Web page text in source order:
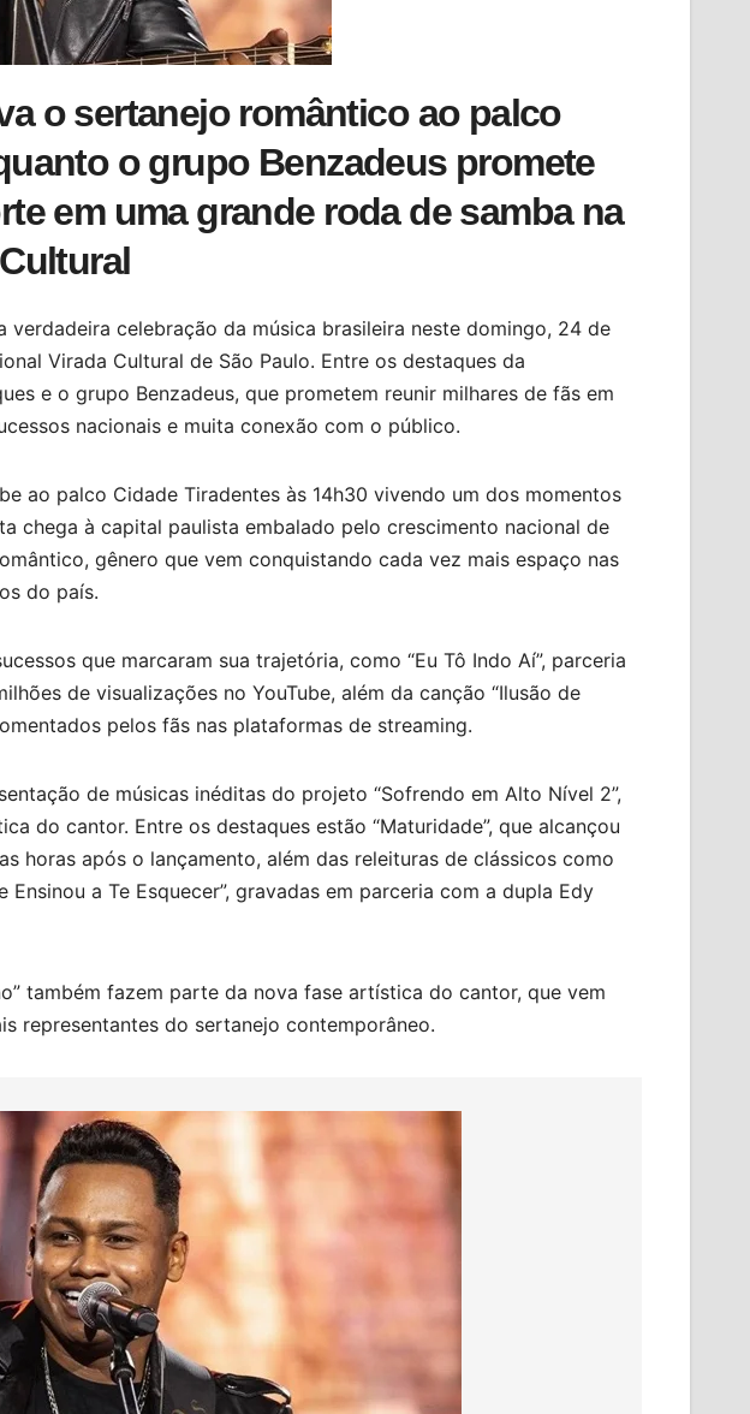
o sertanejo romântico ao palco
o grupo Benzadeus promete
em uma grande roda de samba na
verdadeira celebração da música brasileira neste domingo, 24 de
Virada Cultural de São Paulo. Entre os destaques da
e o grupo Benzadeus, que prometem reunir milhares de fãs em
nacionais e muita conexão com o público.
ao palco Cidade Tiradentes às 14h30 vivendo um dos momentos
chega à capital paulista embalado pelo crescimento nacional de
gênero que vem conquistando cada vez mais espaço nas
do país.
que marcaram sua trajetória, como “Eu Tô Indo Aí”, parceria
de visualizações no YouTube, além da canção “Ilusão de
pelos fãs nas plataformas de streaming.
de músicas inéditas do projeto “Sofrendo em Alto Nível 2”,
do cantor. Entre os destaques estão “Maturidade”, que alcançou
horas após o lançamento, além das releituras de clássicos como
Ensinou a Te Esquecer”, gravadas em parceria com a dupla Edy
também fazem parte da nova fase artística do cantor, que vem
representantes do sertanejo contemporâneo.